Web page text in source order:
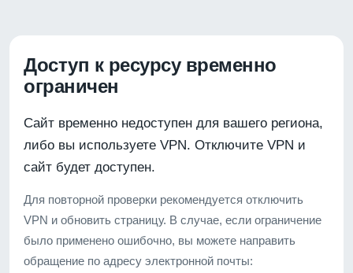
Доступ к ресурсу временно
ограничен
Сайт временно недоступен для вашего региона,
либо вы используете VPN. Отключите VPN и
сайт будет доступен.
Для повторной проверки рекомендуется отключить
VPN и обновить страницу. В случае, если ограничение
было применено ошибочно, вы можете направить
обращение по адресу электронной почты: